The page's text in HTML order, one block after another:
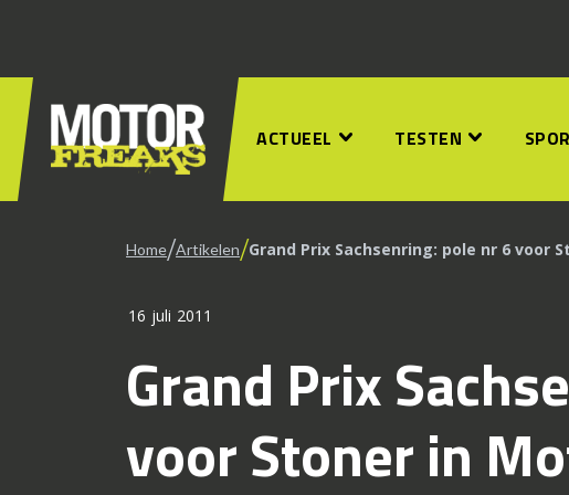
ACTUEEL TESTEN
Home/Artikelen/Grand Prix Sachsenring: pole nr 6 voor
16 juli 2011
Grand Prix
voor Stoner in